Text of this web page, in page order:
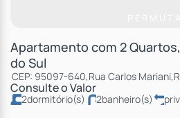
Apartamento com 2
do Sul
Consulte o Valor
CEP: 95097-640,Rua Carlos Mariani,
2dormitório(s) 2banheiro(s)